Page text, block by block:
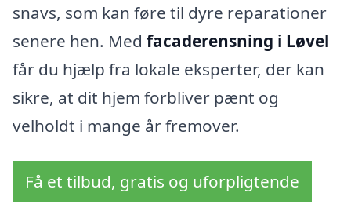
snavs, som kan føre til dyre reparationer
senere hen. Med facaderensning i Løvel
får du hjælp fra lokale eksperter, der kan
sikre, at dit hjem forbliver pænt og
velholdt i mange år fremover.
Få et tilbud, gratis og uforpligtende